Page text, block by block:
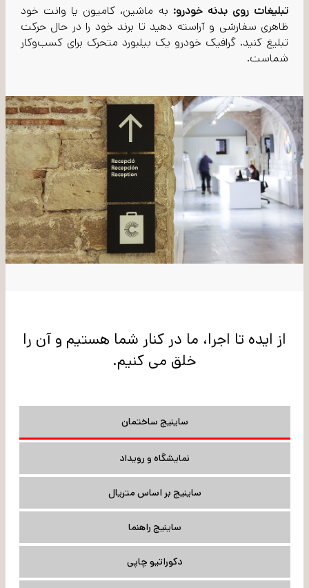
تبلیغات روی بدنه خودرو: به ماشین، کامیون یا وانت خود
ظاهری سفارشی و آراسته دهید تا برند خود را در حال حرکت
تبلیغ کنید. گرافیک خودرو یک بیلبورد متحرک برای کسب‌و‌کار
شماست.
از ایده تا اجرا، ما در کنار شما هستیم و آن را
خلق می کنیم.
ساینیج ساختمان
نمایشگاه و رویداد
ساینیج بر اساس متریال
ساینیج راهنما
دکوراتیو چاپی